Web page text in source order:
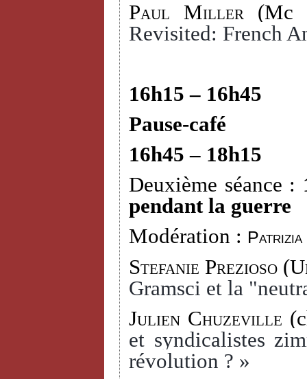
Paul Miller (Mc
Revisited: French
16h15 – 16h45
Pause-café
16h45 – 18h15
Deuxième séance :
pendant la guerre
Modération :
Stefanie Prezioso
Gramsci et la
Julien Chuzeville
et syndicalistes
révolution ? »